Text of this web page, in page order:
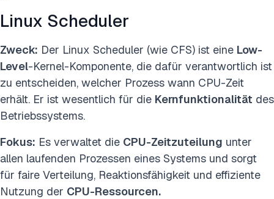
Linux Scheduler
Zweck: Der Linux Scheduler (wie CFS) ist eine Low-
Level-Kernel-Komponente, die dafür verantwortlich ist
zu entscheiden, welcher Prozess wann CPU-Zeit
erhält. Er ist wesentlich für die Kernfunktionalität des
Betriebssystems.
Fokus: Es verwaltet die CPU-Zeitzuteilung unter
allen laufenden Prozessen eines Systems und sorgt
für faire Verteilung, Reaktionsfähigkeit und effiziente
Nutzung der CPU-Ressourcen.